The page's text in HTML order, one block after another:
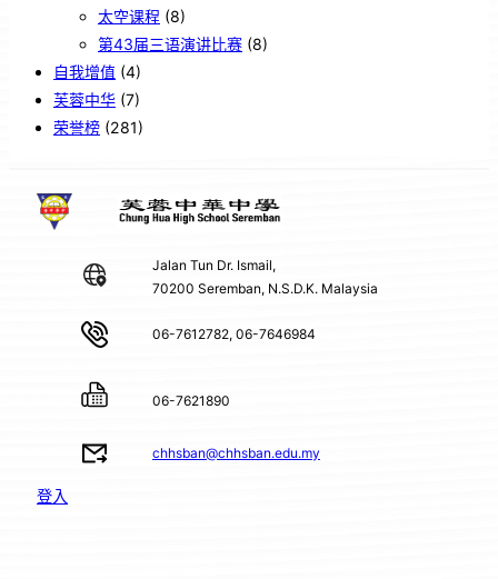
太空课程 (8)
第43届三语演讲比赛 (8)
自我增值 (4)
芙蓉中华 (7)
荣誉榜 (281)
Jalan Tun Dr. Ismail,
70200 Seremban, N.S.D.K. Malaysia
06-7612782, 06-7646984
06-7621890
chhsban@chhsban.edu.my
登入